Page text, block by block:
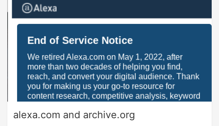
alexa.com and archive.org